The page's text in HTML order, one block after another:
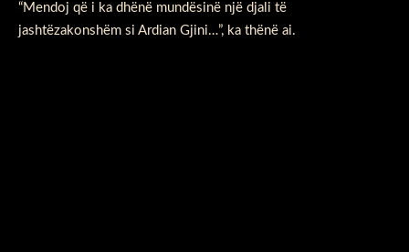
“Mendoj që i ka dhënë mundësinë një djali të
jashtëzakonshëm si Ardian Gjini…”, ka thënë ai.